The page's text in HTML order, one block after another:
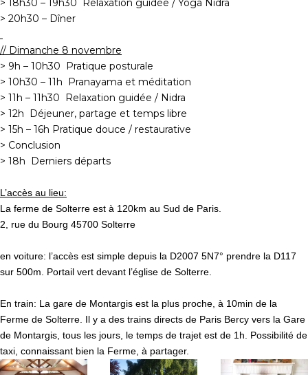
> 18h30 – 19h30 Relaxation guidée / Yoga Nidra
> 20h30 – Dîner
// Dimanche 8 novembre
> 9h – 10h30 Pratique posturale
> 10h30 – 11h Pranayama et méditation
> 11h – 11h30 Relaxation guidée / Nidra
> 12h Déjeuner, partage et temps libre
> 15h – 16h Pratique douce / restaurative
> Conclusion
> 18h Derniers départs
L’accès au lieu:
La ferme de Solterre est à 120km au Sud de Paris.
2, rue du Bourg 45700 Solterre
en voiture: l’accès est simple depuis la D2007 5N7° prendre la D117
sur 500m. Portail vert devant l’église de Solterre.
En train: La gare de Montargis est la plus proche, à 10min de la
Ferme de Solterre. Il y a des trains directs de Paris Bercy vers la Gare
de Montargis, tous les jours, le temps de trajet est de 1h. Possibilité de
taxi, connaissant bien la Ferme, à partager.